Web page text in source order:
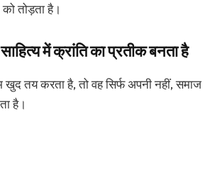
तोड़ता है।
में क्रांति का प्रतीक बनता है
खुद तय करता है, तो वह सिर्फ अपनी नहीं, समाज
है।